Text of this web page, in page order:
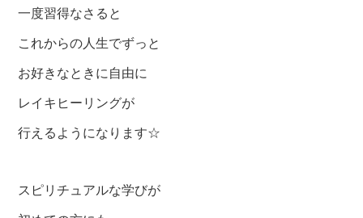
一度習得なさると
これからの人生でずっと
お好きなときに自由に
レイキヒーリングが
行えるようになります☆
スピリチュアルな学びが